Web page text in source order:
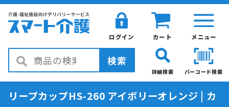
メニュー
カート
ログイン
検索
バーコード検索
詳細検索
リープカップHS-260 アイボリーオレンジ | カ